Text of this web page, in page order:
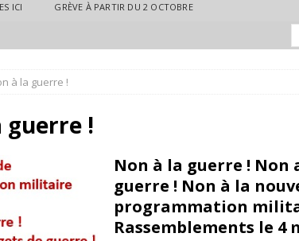
ICI GRÈVE À PARTIR DU 2 OCTOBRE
à la guerre !
guerre !
Non à la guerre ! Non
guerre ! Non à la
programmation
Rassemblements le 4